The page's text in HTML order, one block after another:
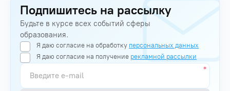
Подпишитесь на рассылку
Будьте в курсе всех событий сферы
образования.
Я даю согласие на обработку персональных данных
Я даю согласие на получение рекламной рассылки